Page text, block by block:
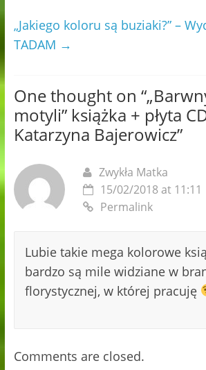
„Jakiego koloru są buziaki?” –
TADAM →
One thought on “
motyli” książka + płyta
Katarzyna Bajerowicz”
Zwykła Matka
15/02/2018 at 11:11
Permalink
Lubie takie mega kolorowe
bardzo są mile widziane w
florystycznej, w której pracuję
Comments are closed.